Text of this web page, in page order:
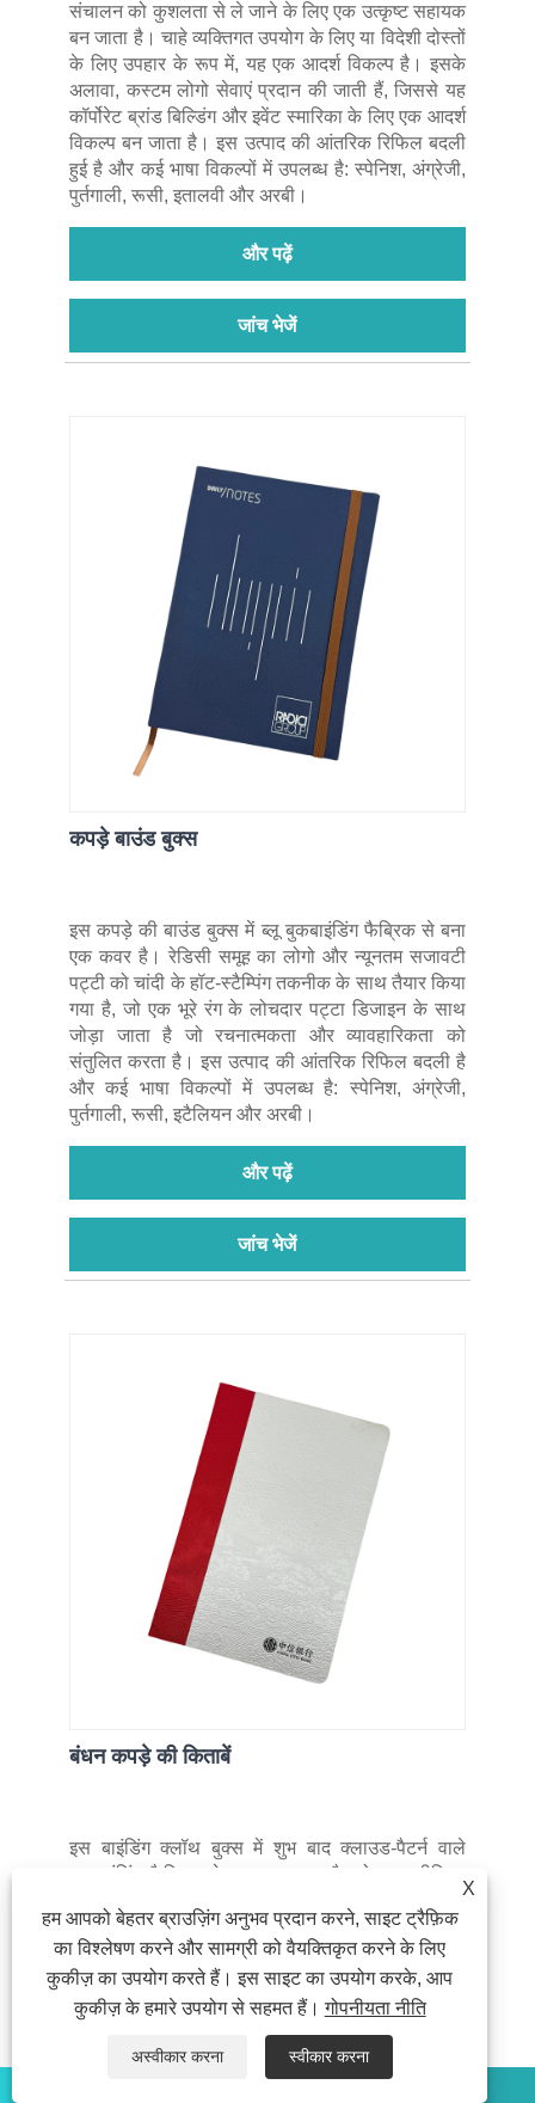
संचालन को कुशलता से ले जाने के लिए एक उत्कृष्ट सहायक
बन जाता है। चाहे व्यक्तिगत उपयोग के लिए या विदेशी दोस्तों
के लिए उपहार के रूप में, यह एक आदर्श विकल्प है। इसके
अलावा, कस्टम लोगो सेवाएं प्रदान की जाती हैं, जिससे यह
कॉर्पोरेट ब्रांड बिल्डिंग और इवेंट स्मारिका के लिए एक आदर्श
विकल्प बन जाता है। इस उत्पाद की आंतरिक रिफिल बदली
हुई है और कई भाषा विकल्पों में उपलब्ध है: स्पेनिश, अंग्रेजी,
पुर्तगाली, रूसी, इतालवी और अरबी।
और पढ़ें
जांच भेजें
कपड़े बाउंड बुक्स
इस कपड़े की बाउंड बुक्स में ब्लू बुकबाइंडिंग फैब्रिक से बना
एक कवर है। रेडिसी समूह का लोगो और न्यूनतम सजावटी
पट्टी को चांदी के हॉट-स्टैम्पिंग तकनीक के साथ तैयार किया
गया है, जो एक भूरे रंग के लोचदार पट्टा डिजाइन के साथ
जोड़ा जाता है जो रचनात्मकता और व्यावहारिकता को
संतुलित करता है। इस उत्पाद की आंतरिक रिफिल बदली है
और कई भाषा विकल्पों में उपलब्ध है: स्पेनिश, अंग्रेजी,
पुर्तगाली, रूसी, इटैलियन और अरबी।
और पढ़ें
जांच भेजें
बंधन कपड़े की किताबें
इस बाइंडिंग क्लॉथ बुक्स में शुभ बाद क्लाउड-पैटर्न वाले
बुकबाइंडिंग फैब्रिक से बना एक कवर है, जो एक प्रीमियम
बनावट और ओरिएंटल चार्म को बाहर निकालता है। साइड
किनारों को विविध रंगों में आते हैं (लाल, नारंगी, नीला, आदि),
व्यावसायिक परिदृश्यों में जीवंतता जोड़ते हैं। इस उत्पाद की
आंतरिक रिफिल बदली हुई है और कई भाषा विकल्पों में
उपलब्ध है: स्पेनिश, अंग्रेजी, पुर्तगाली, रूसी, इतालवी और
X
हम आपको बेहतर ब्राउज़िंग अनुभव प्रदान करने, साइट ट्रैफ़िक
का विश्लेषण करने और सामग्री को वैयक्तिकृत करने के लिए
कुकीज़ का उपयोग करते हैं। इस साइट का उपयोग करके, आप
कुकीज़ के हमारे उपयोग से सहमत हैं।गोपनीयता नीति
अस्वीकार करना
स्वीकार करना